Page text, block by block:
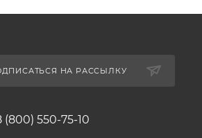
НА РАССЫЛКУ
(800) 550-75-10